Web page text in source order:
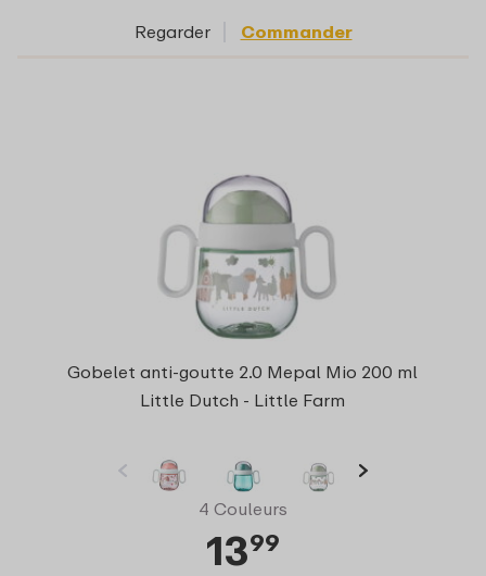
Regarder Commander
Gobelet anti-goutte 2.0 Mepal Mio 200 ml
Little Dutch - Little Farm
4 Couleurs
1399